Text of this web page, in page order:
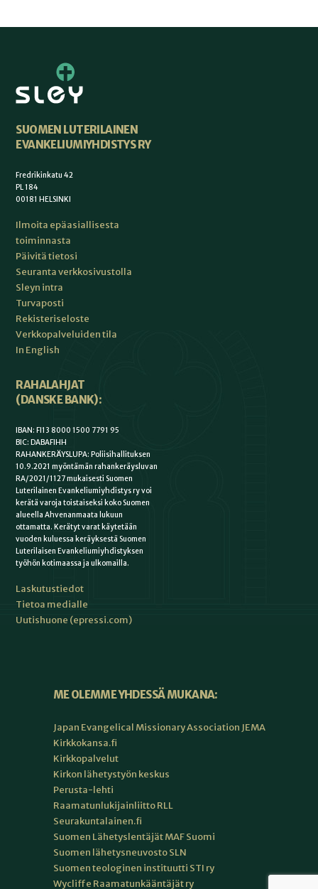
SUOMEN LUTERILAINEN
EVANKELIUMIYHDISTYS RY
Fredrikinkatu 42
PL 184
00181 HELSINKI
Ilmoita epäasiallisesta
toiminnasta
Päivitä tietosi
Seuranta verkkosivustolla
Sleyn intra
Turvaposti
Rekisteriseloste
Verkkopalveluiden tila
In English
RAHALAHJAT
(DANSKE BANK):
IBAN: FI13 8000 1500 7791 95
BIC: DABAFIHH
RAHANKERÄYSLUPA: Poliisihallituksen
10.9.2021 myöntämän rahankeräysluvan
RA/2021/1127 mukaisesti Suomen
Luterilainen Evankeliumiyhdistys ry voi
kerätä varoja toistaiseksi koko Suomen
alueella Ahvenanmaata lukuun
ottamatta. Kerätyt varat käytetään
vuoden kuluessa keräyksestä Suomen
Luterilaisen Evankeliumiyhdistyksen
työhön kotimaassa ja ulkomailla.
Laskutustiedot
Tietoa medialle
Uutishuone (epressi.com)
ME OLEMME YHDESSÄ MUKANA:
Japan Evangelical Missionary Association JEMA
Kirkkokansa.fi
Kirkkopalvelut
Kirkon lähetystyön keskus
Perusta-lehti
Raamatunlukijainliitto RLL
Seurakuntalainen.fi
Suomen Lähetyslentäjät MAF Suomi
Suomen lähetysneuvosto SLN
Suomen teologinen instituutti STI ry
Wycliffe Raamatunkääntäjät ry